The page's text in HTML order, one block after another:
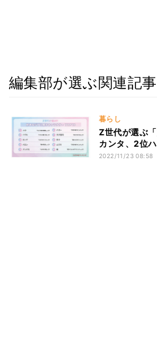
編集部が選ぶ関連記事
暮らし
Z世代が選ぶ
カンタ、2位
2022/11/23 08:58